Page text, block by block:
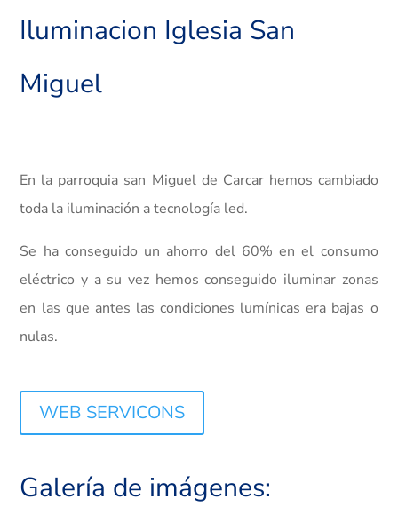
Iluminacion Iglesia San
Miguel
En la parroquia san Miguel de Carcar hemos cambiado
toda la iluminación a tecnología led.
Se ha conseguido un ahorro del 60% en el consumo
eléctrico y a su vez hemos conseguido iluminar zonas
en las que antes las condiciones lumínicas era bajas o
nulas.
WEB SERVICONS
Galería de imágenes: